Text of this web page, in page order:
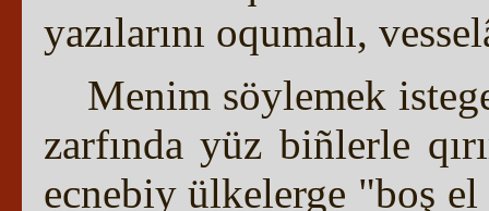
yazılarını oqumalı,
Menim söylemek
zarfında yüz biñlerle
ecnebiy ülkelerge "boş